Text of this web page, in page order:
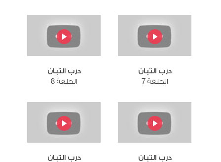
درب التبان
الحلقة 7
درب التبان
الحلقة 8
درب التبان درب التبان